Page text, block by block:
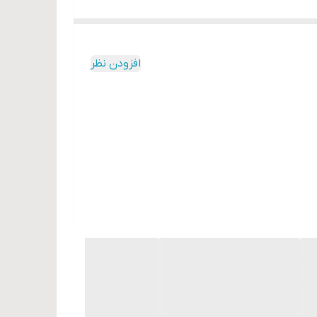
افزودن نظر